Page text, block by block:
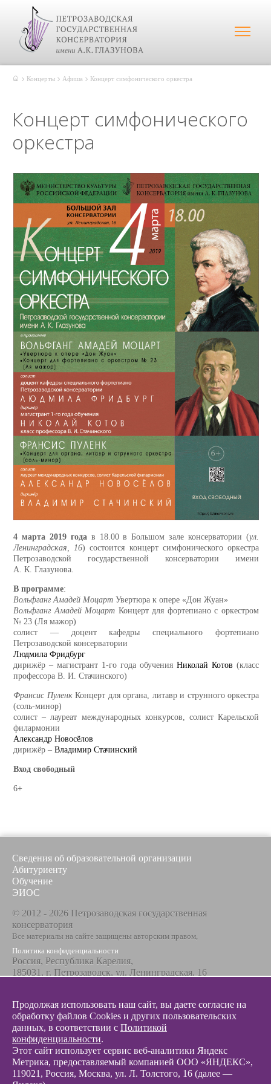
Концерты Афиша Концерт симфонического оркестра
Концерт симфонического
оркестра
4 марта 2019 годав 18.00 в Большом зале консерватории (ул.
Ленинградская, 16) состоится концерт симфонического оркестра
Петрозаводской государственной консерватории имени
А. К. Глазунова.
В программе:
Вольфганг Амадей Моцарт Увертюра к опере «Дон Жуан»
Вольфганг Амадей Моцарт Концерт для фортепиано с оркестром
№ 23 (Ля мажор)
солист — доцент кафедры специального фортепиано
Петрозаводской консерватории
Людмила Фридбург
дирижёр – магистрант 1-го года обучения Николай Котов (класс
профессора В. И. Стачинского)
Франсис ПуленкКонцерт для органа, литавр и струнного оркестра
(соль-минор)
солист – лауреат международных конкурсов, солист Карельской
филармонии
Александр Новосёлов
дирижёр – Владимир Стачинский
Вход свободный
6+
Сведения об образовательной организации
Абитуриенту
Обучение
ЭИОС
© 2012 - 2026 Петрозаводская государственная
консерватория
Все материалы на сайте защищены авторским правом,
Политика конфиденциальности
Россия, Республика Карелия,
185031, г. Петрозаводск, ул. Ленинградская, 16
+7 8142 67-23-67
Эл. почта
info@glazunovcons.ru
Продолжая использовать наш сайт, вы даете согласие на
обработку файлов Cookies и других пользовательских
данных, в соответствии с Политикой
конфиденциальности.
Этот сайт использует сервис веб-аналитики Яндекс
Метрика, предоставляемый компанией ООО «ЯНДЕКС»,
119021, Россия, Москва, ул. Л. Толстого, 16 (далее —